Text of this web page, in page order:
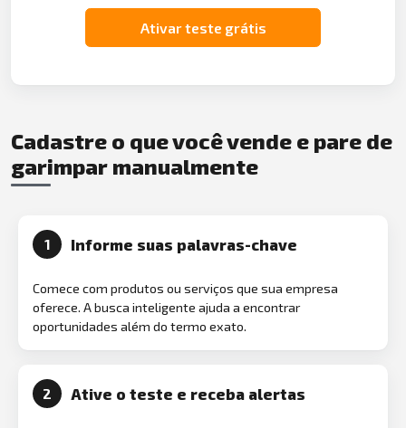
Ativar teste grátis
Cadastre o que você vende e pare de
garimpar manualmente
1 Informe suas palavras-chave
Comece com produtos ou serviços que sua empresa
oferece. A busca inteligente ajuda a encontrar
oportunidades além do termo exato.
2 Ative o teste e receba alertas